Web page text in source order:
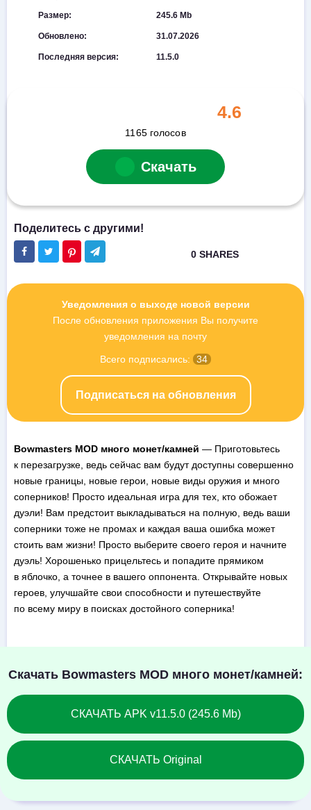
Размер: 245.6 Mb
Обновлено: 31.07.2026
Последняя версия: 11.5.0
4.6
1165 голосов
Скачать
Уведомления о выходе новой версии
После обновления приложения Вы получите
уведомления на почту
Подписаться на обновления
Всего подписались: 34
Bowmasters MOD много монет/камней — Приготовьтесь
к перезагрузке, ведь сейчас вам будут доступны совершенно
новые границы, новые герои, новые виды оружия и много
соперников! Просто идеальная игра для тех, кто обожает
дуэли! Вам предстоит выкладываться на полную, ведь ваши
соперники тоже не промах и каждая ваша ошибка может
стоить вам жизни! Просто выберите своего героя и начните
дуэль! Хорошенько прицельтесь и попадите прямиком
в яблочко, а точнее в вашего оппонента. Открывайте новых
героев, улучшайте свои способности и путешествуйте
по всему миру в поисках достойного соперника!
Скачать Bowmasters MOD много монет/камней:
СКАЧАТЬ APK v11.5.0 (245.6 Mb)
СКАЧАТЬ Original